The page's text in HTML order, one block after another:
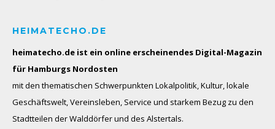
HEIMATECHO.DE
heimatecho.de ist ein online erscheinendes Digital-Magazin
für Hamburgs Nordosten
mit den thematischen Schwerpunkten Lokalpolitik, Kultur, lokale
Geschäftswelt, Vereinsleben, Service und starkem Bezug zu den
Stadtteilen der Walddörfer und des Alstertals.